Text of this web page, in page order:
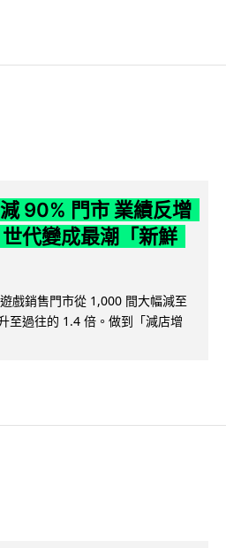
90% 門市 業績反增
代變成最潮「新鮮
戲銷售門市從 1,000 間大幅減至
至過往的 1.4 倍。做到「減店增